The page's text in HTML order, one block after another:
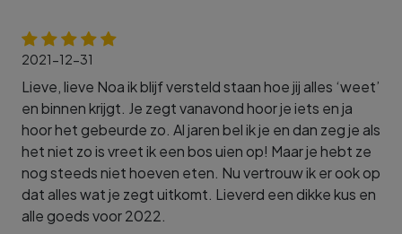
2021-12-31
Lieve, lieve Noa ik blijf versteld staan hoe jij alles ‘weet’
en binnen krijgt. Je zegt vanavond hoor je iets en ja
hoor het gebeurde zo. Al jaren bel ik je en dan zeg je als
het niet zo is vreet ik een bos uien op! Maar je hebt ze
nog steeds niet hoeven eten. Nu vertrouw ik er ook op
dat alles wat je zegt uitkomt. Lieverd een dikke kus en
alle goeds voor 2022.